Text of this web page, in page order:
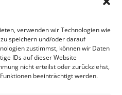
verwenden wir Technologien wie
speichern und/oder darauf
zustimmst, können wir Daten
IDs auf dieser Website
nicht erteilst oder zurückziehst,
beeinträchtigt werden.